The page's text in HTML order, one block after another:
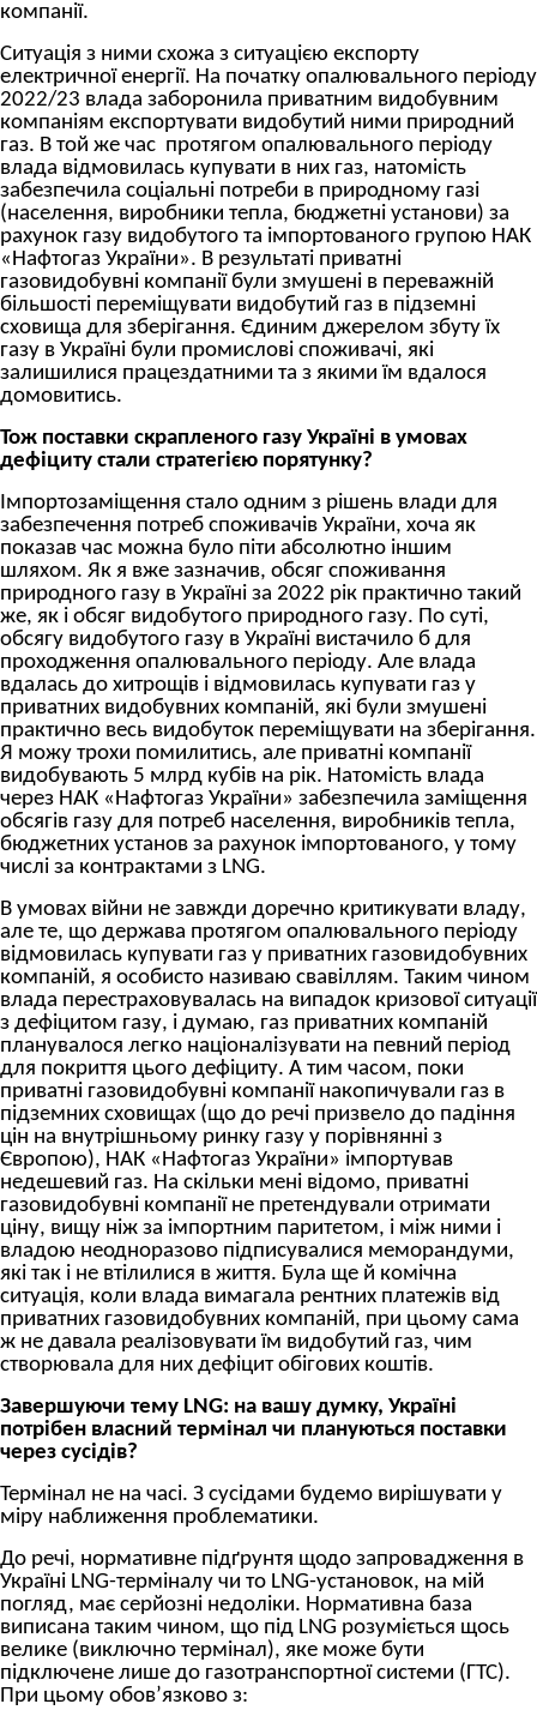
компанії.
Ситуація з ними схожа з ситуацією експорту
електричної енергії. На початку опалювального періоду
2022/23 влада заборонила приватним видобувним
компаніям експортувати видобутий ними природний
газ. В той же час протягом опалювального періоду
влада відмовилась купувати в них газ, натомість
забезпечила соціальні потреби в природному газі
(населення, виробники тепла, бюджетні установи) за
рахунок газу видобутого та імпортованого групою НАК
«Нафтогаз України». В результаті приватні
газовидобувні компанії були змушені в переважній
більшості переміщувати видобутий газ в підземні
сховища для зберігання. Єдиним джерелом збуту їх
газу в Україні були промислові споживачі, які
залишилися працездатними та з якими їм вдалося
домовитись.
Тож поставки скрапленого газу Україні в умовах
дефіциту стали стратегією порятунку?
Імпортозаміщення стало одним з рішень влади для
забезпечення потреб споживачів України, хоча як
показав час можна було піти абсолютно іншим
шляхом. Як я вже зазначив, обсяг споживання
природного газу в Україні за 2022 рік практично такий
же, як і обсяг видобутого природного газу. По суті,
обсягу видобутого газу в Україні вистачило б для
проходження опалювального періоду. Але влада
вдалась до хитрощів і відмовилась купувати газ у
приватних видобувних компаній, які були змушені
практично весь видобуток переміщувати на зберігання.
Я можу трохи помилитись, але приватні компанії
видобувають 5 млрд кубів на рік. Натомість влада
через НАК «Нафтогаз України» забезпечила заміщення
обсягів газу для потреб населення, виробників тепла,
бюджетних установ за рахунок імпортованого, у тому
числі за контрактами з LNG.
В умовах війни не завжди доречно критикувати владу,
але те, що держава протягом опалювального періоду
відмовилась купувати газ у приватних газовидобувних
компаній, я особисто називаю свавіллям. Таким чином
влада перестраховувалась на випадок кризової ситуації
з дефіцитом газу, і думаю, газ приватних компаній
планувалося легко націоналізувати на певний період
для покриття цього дефіциту. А тим часом, поки
приватні газовидобувні компанії накопичували газ в
підземних сховищах (що до речі призвело до падіння
цін на внутрішньому ринку газу у порівнянні з
Європою), НАК «Нафтогаз України» імпортував
недешевий газ. На скільки мені відомо, приватні
газовидобувні компанії не претендували отримати
ціну, вищу ніж за імпортним паритетом, і між ними і
владою неодноразово підписувалися меморандуми,
які так і не втілилися в життя. Була ще й комічна
ситуація, коли влада вимагала рентних платежів від
приватних газовидобувних компаній, при цьому сама
ж не давала реалізовувати їм видобутий газ, чим
створювала для них дефіцит обігових коштів.
Завершуючи тему LNG: на вашу думку, Україні
потрібен власний термінал чи плануються поставки
через сусідів?
Термінал не на часі. З сусідами будемо вирішувати у
міру наближення проблематики.
До речі, нормативне підґрунтя щодо запровадження в
Україні LNG-терміналу чи то LNG-установок, на мій
погляд, має серйозні недоліки. Нормативна база
виписана таким чином, що під LNG розуміється щось
велике (виключно термінал), яке може бути
підключене лише до газотранспортної системи (ГТС).
При цьому обов’язково з: